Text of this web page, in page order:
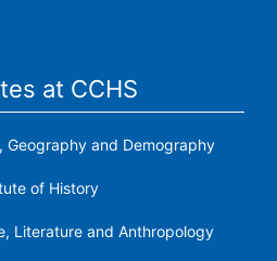
at CCHS
Geography and Demography
of History
Literature and Anthropology